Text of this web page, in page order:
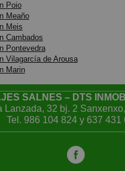
Poio
Meaño
Meis
Cambados
Pontevedra
Vilagarcía de Arousa
Marin
SALNES – DTS
Lanzada, 32 bj. 2
Tel. 986 104 824 y 637 431